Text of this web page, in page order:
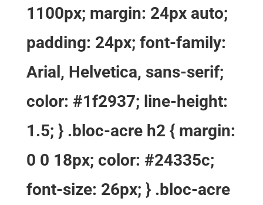
1100px; margin: 24px auto;
padding: 24px; font-family:
Arial, Helvetica, sans-serif;
color: #1f2937; line-height:
1.5; } .bloc-acre h2 { margin:
0 0 18px; color: #24335c;
font-size: 26px; } .bloc-acre